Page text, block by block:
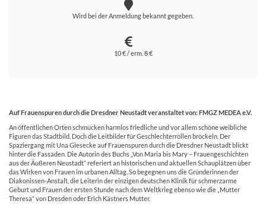
Wird bei der Anmeldung bekannt gegeben.
10 € / erm. 8 €
Auf Frauenspuren durch die Dresdner Neustadt veranstaltet von: FMGZ MEDEA e.V.
An öffentlichen Orten schmücken harmlos friedliche und vor allem schöne weibliche
Figuren das Stadtbild. Doch die Leitbilder für Geschlechterrollen bröckeln. Der
Spaziergang mit Una Giesecke auf Frauenspuren durch die Dresdner Neustadt blickt
hinter die Fassaden. Die Autorin des Buchs „Von Maria bis Mary – Frauengeschichten
aus der Äußeren Neustadt“ referiert an historischen und aktuellen Schauplätzen über
das Wirken von Frauen im urbanen Alltag. So begegnen uns die Gründerinnen der
Diakonissen-Anstalt, die Leiterin der einzigen deutschen Klinik für schmerzarme
Geburt und Frauen der ersten Stunde nach dem Weltkrieg ebenso wie die „Mutter
Theresa“ von Dresden oder Erich Kästners Mutter.